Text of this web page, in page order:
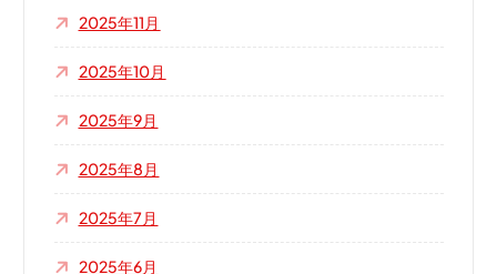
2025年11月
2025年10月
2025年9月
2025年8月
2025年7月
2025年6月